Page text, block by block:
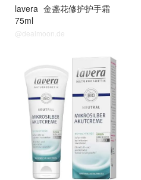
lavera 金盏花修护护手霜
75ml
@dealmoon.de